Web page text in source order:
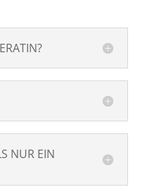
NUR EIN